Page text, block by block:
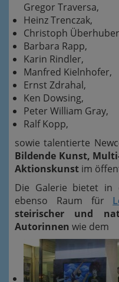
Gregor Traversa,
Heinz Trenczak,
Christoph
Barbara Rapp,
Karin Rindler,
Manfred Kielnhofer,
Ernst Zdrahal,
Ken Dowsing,
Peter William Gray,
Ralf Kopp,
sowie talentierte
Bildende Kunst,
Aktionskunst im
Die Galerie bietet in
ebenso Raum für
steirischer und
Autorinnen wie dem